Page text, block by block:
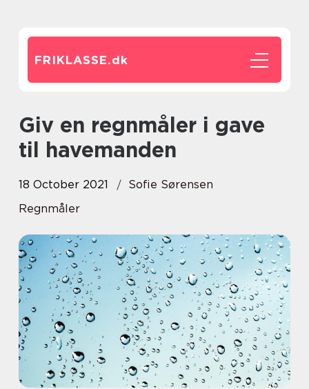
FRIKLASSE.dk
Giv en regnmåler i gave
til havemanden
18 October 2021
Sofie Sørensen
Regnmåler